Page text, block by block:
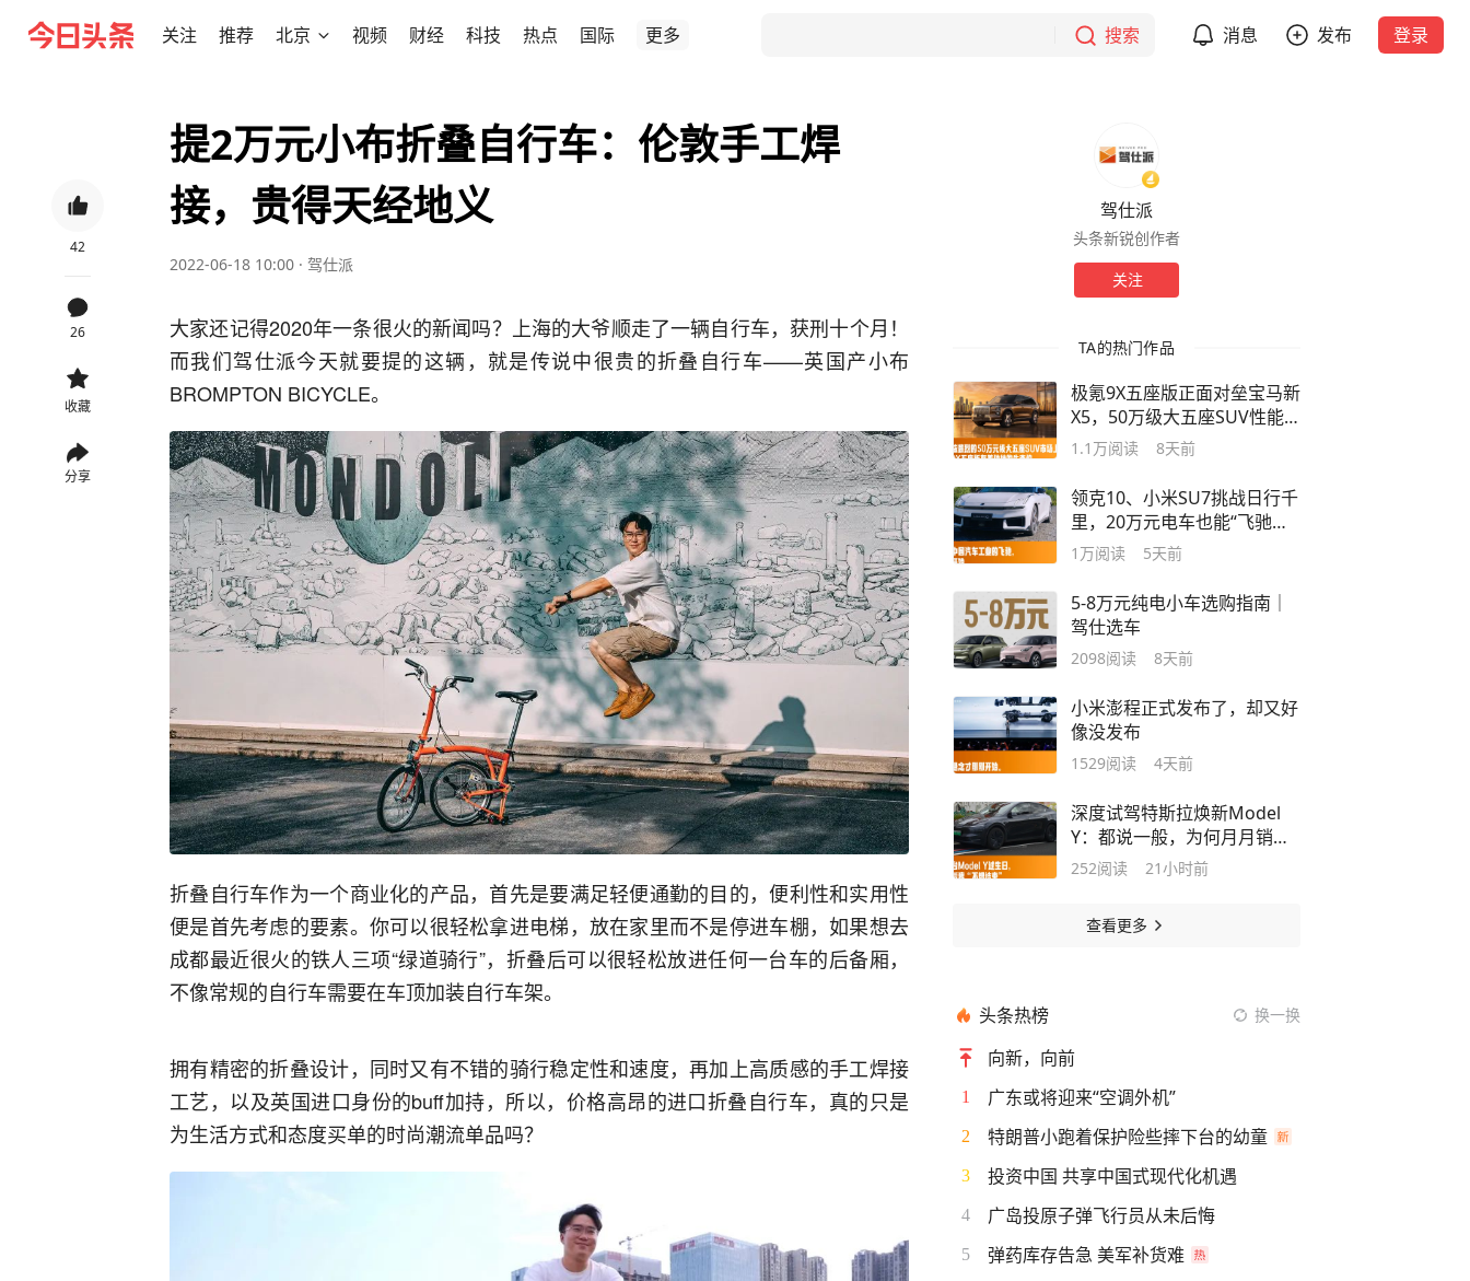
关注 推荐 北京 视频 财经 科技 热点 国际 更多 搜索 消息 发布 登录
42
26
收藏
分享
提2万元小布折叠自行车：伦敦手工焊
接，贵得天经地义
2022-06-18 10:00 · 驾仕派
大家还记得2020年一条很火的新闻吗？上海的大爷顺走了一辆自行车，获刑十个月！
而我们驾仕派今天就要提的这辆，就是传说中很贵的折叠自行车——英国产小布
BROMPTON BICYCLE。
折叠自行车作为一个商业化的产品，首先是要满足轻便通勤的目的，便利性和实用性
便是首先考虑的要素。你可以很轻松拿进电梯，放在家里而不是停进车棚，如果想去
成都最近很火的铁人三项“绿道骑行”，折叠后可以很轻松放进任何一台车的后备厢，
不像常规的自行车需要在车顶加装自行车架。
拥有精密的折叠设计，同时又有不错的骑行稳定性和速度，再加上高质感的手工焊接
工艺，以及英国进口身份的buff加持，所以，价格高昂的进口折叠自行车，真的只是
为生活方式和态度买单的时尚潮流单品吗？
驾仕派
头条新锐创作者
关注
TA的热门作品
极氪9X五座版正面对垒宝马新
X5，50万级大五座SUV性能
为王
1.1万阅读 8天前
领克10、小米SU7挑战日行千
里，20万元电车也能“飞驰人
生”
1万阅读 5天前
5-8万元纯电小车选购指南｜
驾仕选车
2098阅读 8天前
小米澎程正式发布了，却又好
像没发布
1529阅读 4天前
深度试驾特斯拉焕新Model
Y：都说一般，为何月月销
冠？
252阅读 21小时前
查看更多
头条热榜 换一换
向新，向前
1 广东或将迎来“空调外机”
2 特朗普小跑着保护险些摔下台的幼童
3 投资中国 共享中国式现代化机遇
4 广岛投原子弹飞行员从未后悔
5 弹药库存告急 美军补货难